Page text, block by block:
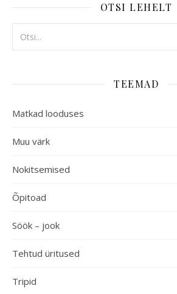
OTSI LEHELT
TEEMAD
Matkad looduses
Muu värk
Nokitsemised
Õpitoad
Söök – jook
Tehtud üritused
Tripid